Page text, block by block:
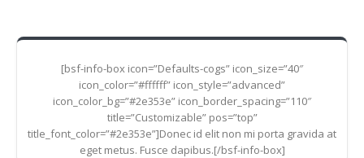
[bsf-info-box icon=”Defaults-cogs” icon_size=”40″
icon_color=”#ffffff” icon_style=”advanced”
icon_color_bg=”#2e353e” icon_border_spacing=”110″
title=”Customizable” pos=”top”
title_font_color=”#2e353e”]Donec id elit non mi porta gravida at
eget metus. Fusce dapibus.[/bsf-info-box]